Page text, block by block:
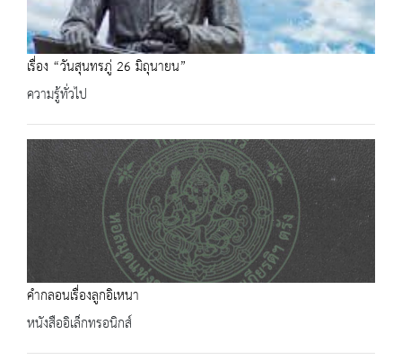
เรื่อง “วันสุนทรภู่ 26 มิถุนายน”
ความรู้ทั่วไป
คำกลอนเรื่องลูกอิเหนา
หนังสืออิเล็กทรอนิกส์